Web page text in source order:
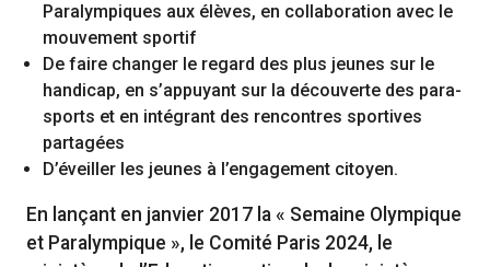
Paralympiques aux élèves, en collaboration avec le
mouvement sportif
De faire changer le regard des plus jeunes sur le
handicap, en s’appuyant sur la découverte des para-
sports et en intégrant des rencontres sportives
partagées
D’éveiller les jeunes à l’engagement citoyen.
En lançant en janvier 2017 la « Semaine Olympique
et Paralympique », le Comité Paris 2024, le